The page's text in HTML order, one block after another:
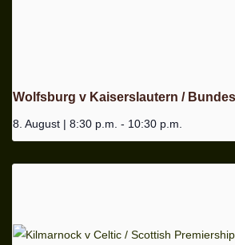
Wolfsburg v Kaiserslautern /
8. August | 8:30 p.m. - 10:30 p.m.